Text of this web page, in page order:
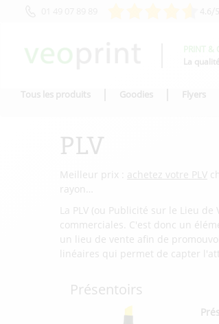
La
Tous les produits Goodies Flyers
PLV
Meilleur prix : achetez votre PLV
rayon…
La PLV (ou Publicité sur le Lieu
commerciales. C'est donc un
un lieu de vente afin de
linéaires qui permet de capter
Présentoirs